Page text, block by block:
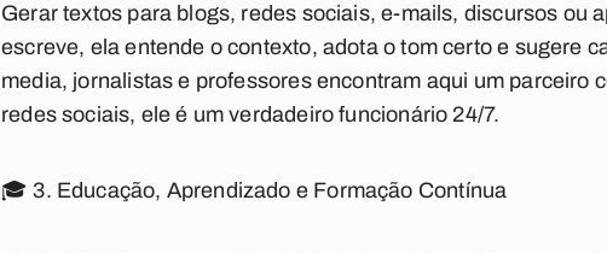
Gerar textos para blogs, redes sociais, e-mails, discursos ou
escreve, ela entende o contexto, adota o tom certo e sugere
media, jornalistas e professores encontram aqui um parceiro
redes sociais, ele é um verdadeiro funcionário 24/7.
🎓 3. Educação, Aprendizado e Formação Contínua